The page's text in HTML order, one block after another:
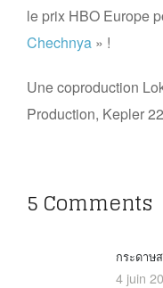
le prix HBO Europe
Chechnya » !
Une coproduction
Production, Kepler
5 Comments
กระดาษ
4 juin